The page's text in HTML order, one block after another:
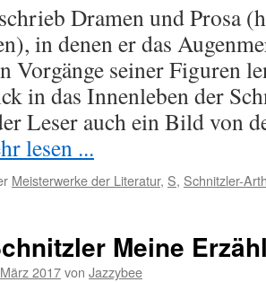
Dramen und Prosa
in denen er das
Vorgänge seiner Figuren
in das Innenleben der
Leser auch ein Bild von
lesen ...
Meisterwerke der Literatur, S, Schnitzler-
Meine
2017von Jazzybee